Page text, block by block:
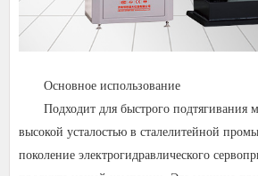
Основное использование
Подходит для быстрого подтягивания
высокой усталостью в сталелитейной
поколение электрогидравлического